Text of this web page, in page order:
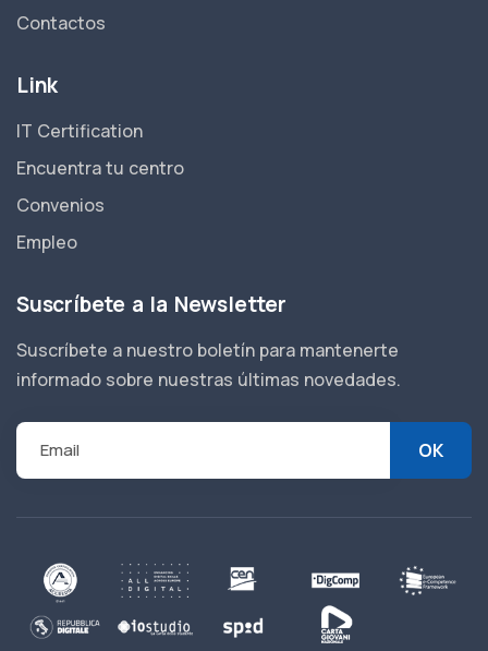
Contactos
Link
IT Certification
Encuentra tu centro
Convenios
Empleo
Suscríbete a la Newsletter
Suscríbete a nuestro boletín para mantenerte
informado sobre nuestras últimas novedades.
Email